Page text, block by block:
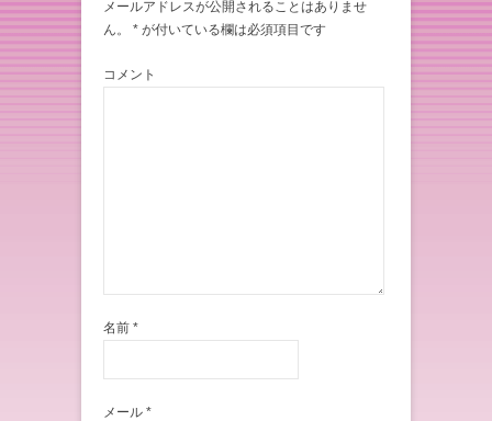
メールアドレスが公開されることはありませ
ん。
* が付いている欄は必須項目です
コメント
名前 *
メール *